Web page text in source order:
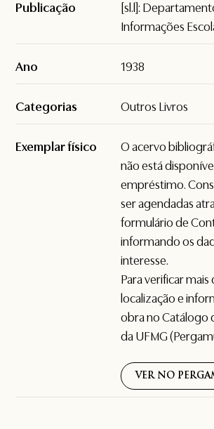
Publicação
[sl.l]:
Informações
Ano 1938
Categorias Outros Livros
Exemplar físico
O acervo
não está
empréstimo.
ser agendadas
formulário de
informando os
interesse.
Para verificar mais
localização e
obra no Catálogo
da UFMG
VER NO